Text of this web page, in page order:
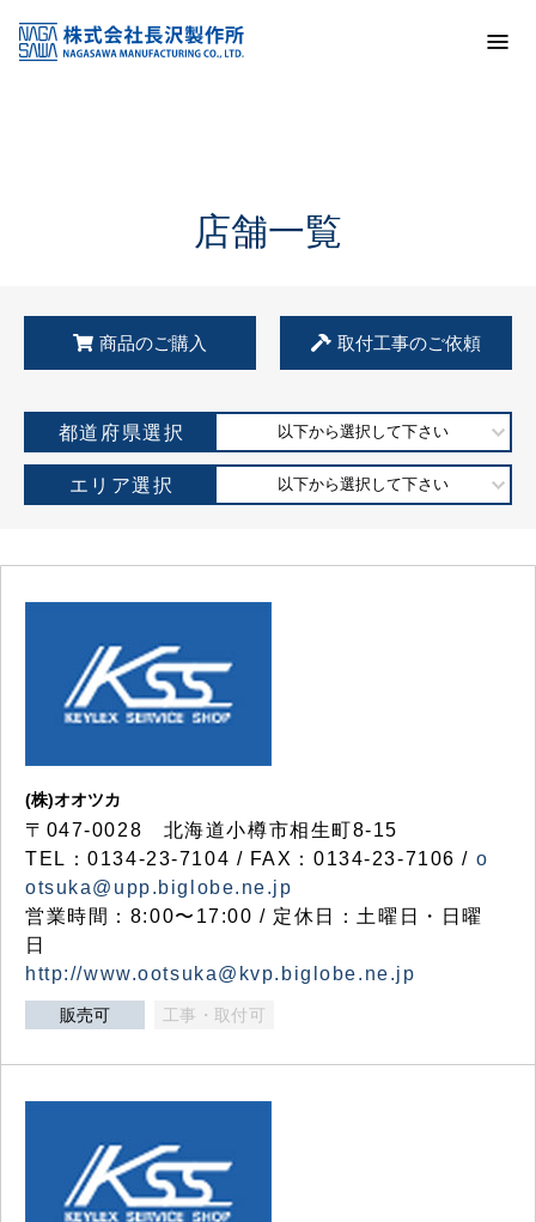
KSS加盟店・取扱店情報
店舗一覧
店舗一覧
商品のご購入 取付工事のご依頼
都道府県選択 以下から選択して下さい
エリア選択 以下から選択して下さい
(株)オオツカ
〒047-0028 北海道小樽市相生町8-15
TEL：0134-23-7104 / FAX：0134-23-7106 / o
otsuka@upp.biglobe.ne.jp
営業時間：8:00〜17:00 / 定休日：土曜日・日曜
日
http://www.ootsuka@kvp.biglobe.ne.jp
販売可 工事・取付可